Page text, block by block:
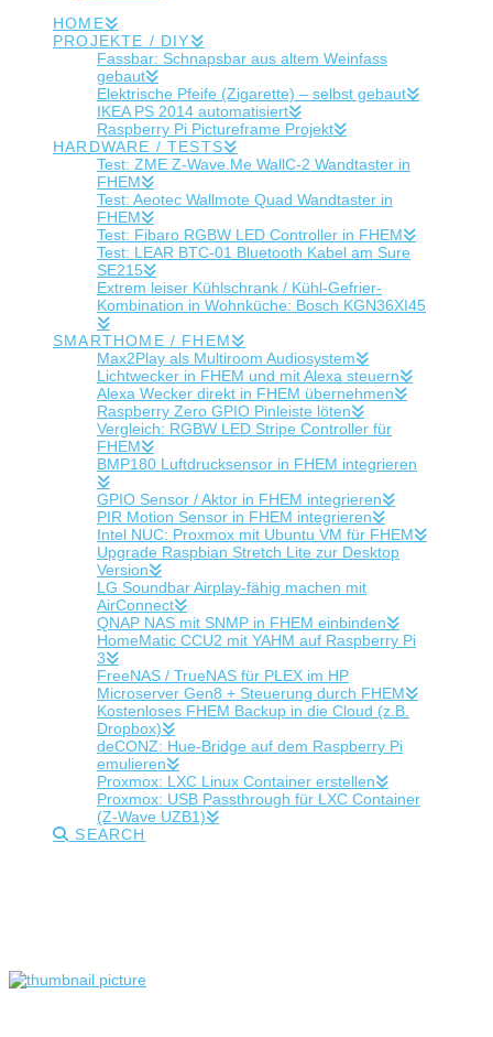
HOME
PROJEKTE / DIY
Fassbar: Schnapsbar aus altem Weinfass
gebaut
Elektrische Pfeife (Zigarette) – selbst gebaut
IKEA PS 2014 automatisiert
Raspberry Pi Pictureframe Projekt
HARDWARE / TESTS
Test: ZME Z-Wave.Me WallC-2 Wandtaster in
FHEM
Test: Aeotec Wallmote Quad Wandtaster in
FHEM
Test: Fibaro RGBW LED Controller in FHEM
Test: LEAR BTC-01 Bluetooth Kabel am Sure
SE215
Extrem leiser Kühlschrank / Kühl-Gefrier-
Kombination in Wohnküche: Bosch KGN36XI45
SMARTHOME / FHEM
Max2Play als Multiroom Audiosystem
Lichtwecker in FHEM und mit Alexa steuern
Alexa Wecker direkt in FHEM übernehmen
Raspberry Zero GPIO Pinleiste löten
Vergleich: RGBW LED Stripe Controller für
FHEM
BMP180 Luftdrucksensor in FHEM integrieren
GPIO Sensor / Aktor in FHEM integrieren
PIR Motion Sensor in FHEM integrieren
Intel NUC: Proxmox mit Ubuntu VM für FHEM
Upgrade Raspbian Stretch Lite zur Desktop
Version
LG Soundbar Airplay-fähig machen mit
AirConnect
QNAP NAS mit SNMP in FHEM einbinden
HomeMatic CCU2 mit YAHM auf Raspberry Pi
3
FreeNAS / TrueNAS für PLEX im HP
Microserver Gen8 + Steuerung durch FHEM
Kostenloses FHEM Backup in die Cloud (z.B.
Dropbox)
deCONZ: Hue-Bridge auf dem Raspberry Pi
emulieren
Proxmox: LXC Linux Container erstellen
Proxmox: USB Passthrough für LXC Container
(Z-Wave UZB1)
SEARCH